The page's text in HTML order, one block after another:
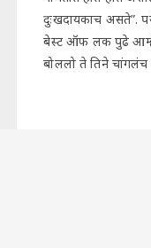
दुःखदायकाच असते”.
बेस्ट ऑफ लक पुढे आम्ही
बोललो ते तिने